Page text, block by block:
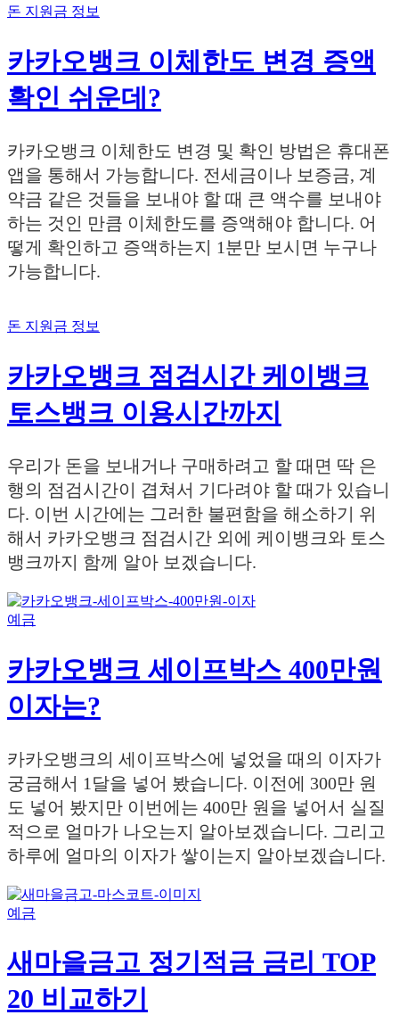
돈 지원금 정보
카카오뱅크 이체한도 변경 증액
확인 쉬운데?
카카오뱅크 이체한도 변경 및 확인 방법은 휴대폰
앱을 통해서 가능합니다. 전세금이나 보증금, 계
약금 같은 것들을 보내야 할 때 큰 액수를 보내야
하는 것인 만큼 이체한도를 증액해야 합니다. 어
떻게 확인하고 증액하는지 1분만 보시면 누구나
가능합니다.
돈 지원금 정보
카카오뱅크 점검시간 케이뱅크
토스뱅크 이용시간까지
우리가 돈을 보내거나 구매하려고 할 때면 딱 은
행의 점검시간이 겹쳐서 기다려야 할 때가 있습니
다. 이번 시간에는 그러한 불편함을 해소하기 위
해서 카카오뱅크 점검시간 외에 케이뱅크와 토스
뱅크까지 함께 알아 보겠습니다.
예금
카카오뱅크 세이프박스 400만원
이자는?
카카오뱅크의 세이프박스에 넣었을 때의 이자가
궁금해서 1달을 넣어 봤습니다. 이전에 300만 원
도 넣어 봤지만 이번에는 400만 원을 넣어서 실질
적으로 얼마가 나오는지 알아보겠습니다. 그리고
하루에 얼마의 이자가 쌓이는지 알아보겠습니다.
예금
새마을금고 정기적금 금리 TOP
20 비교하기